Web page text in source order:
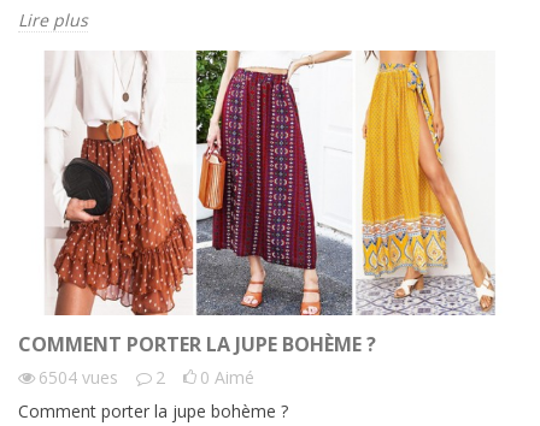
Lire plus
COMMENT PORTER LA JUPE BOHÈME ?
6504 vues 2 0 Aimé
Comment porter la jupe bohème ?